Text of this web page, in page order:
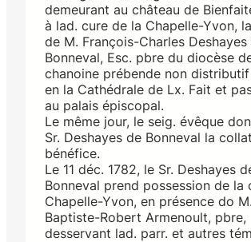
demeurant au château de
à lad. cure de la Chapelle-Yvon,
de M. François-Charles Deshayes
Bonneval, Esc. pbre du diocèse
chanoine prébende non distributif
en la Cathédrale de Lx. Fait et
au palais épiscopal.
Le même jour, le seig. évêque
Sr. Deshayes de Bonneval la
bénéfice.
Le 11 déc. 1782, le Sr. Deshayes
Bonneval prend possession de la
Chapelle-Yvon, en présence do
Baptiste-Robert Armenoult, pbre,
desservant lad. parr. et autres